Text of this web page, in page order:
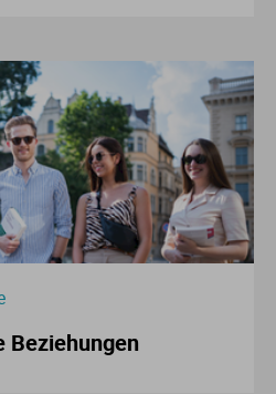
Beziehungen